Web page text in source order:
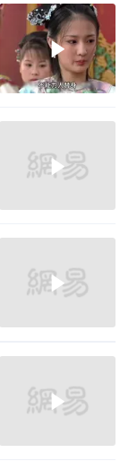
减少13.19万
构建更高水平的全民健身公共服务体系